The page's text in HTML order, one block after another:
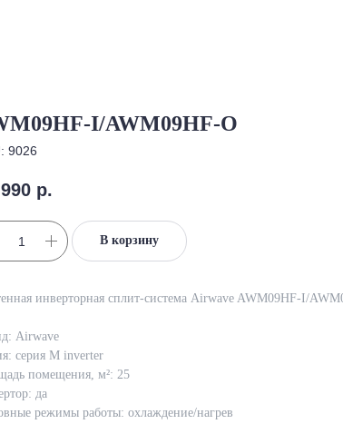
I/AWM09HF-O
9026
р.
В корзину
инверторная сплит-система Airwave AWM09HF-I/
Airwave
серия М inverter
помещения, м²: 25
да
режимы работы: охлаждение/нагрев